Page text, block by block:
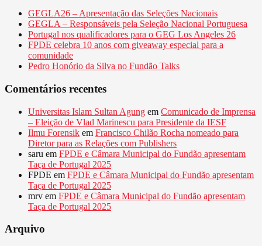
GEGLA26 – Apresentação das Seleções Nacionais
GEGLA – Responsáveis pela Seleção Nacional Portuguesa
Portugal nos qualificadores para o GEG Los Angeles 26
FPDE celebra 10 anos com giveaway especial para a
comunidade
Pedro Honório da Silva no Fundão Talks
Comentários recentes
Universitas Islam Sultan Agung em Comunicado de Imprensa
– Eleição de Vlad Marinescu para Presidente da IESF
Ilmu Forensik em Francisco Chilão Rocha nomeado para
Diretor para as Relações com Publishers
saru em FPDE e Câmara Municipal do Fundão apresentam
Taça de Portugal 2025
FPDE em FPDE e Câmara Municipal do Fundão apresentam
Taça de Portugal 2025
mrv em FPDE e Câmara Municipal do Fundão apresentam
Taça de Portugal 2025
Arquivo